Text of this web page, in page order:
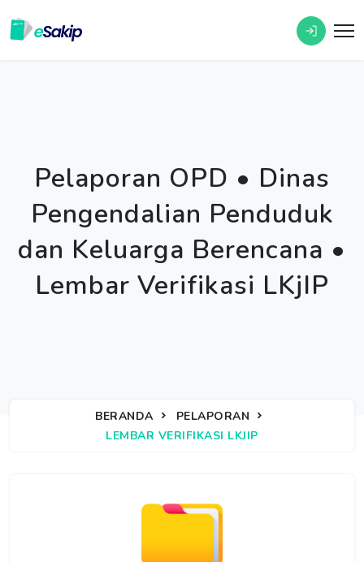
Pelaporan OPD • Dinas
Pengendalian Penduduk
dan Keluarga Berencana •
Lembar Verifikasi LKjIP
BERANDA
PELAPORAN
LEMBAR VERIFIKASI LKJIP